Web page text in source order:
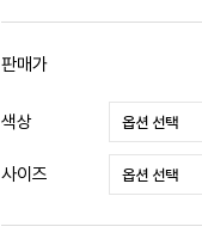
판매가
색상
사이즈